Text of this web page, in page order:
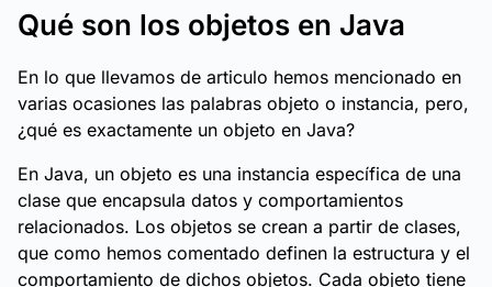
Qué son los objetos en Java
En lo que llevamos de articulo hemos mencionado en
varias ocasiones las palabras objeto o instancia, pero,
¿qué es exactamente un objeto en Java?
En Java, un objeto es una instancia específica de una
clase que encapsula datos y comportamientos
relacionados. Los objetos se crean a partir de clases,
que como hemos comentado definen la estructura y el
comportamiento de dichos objetos. Cada objeto tiene